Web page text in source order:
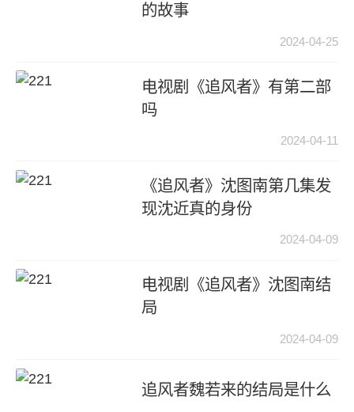
的故事
2024-04-25
电视剧《追风者》有第二部
吗
2024-04-11
《追风者》沈图南第几集发
现沈近真的身份
2024-04-09
电视剧《追风者》沈图南结
局
2024-04-09
追风者魏若来的结局是什么